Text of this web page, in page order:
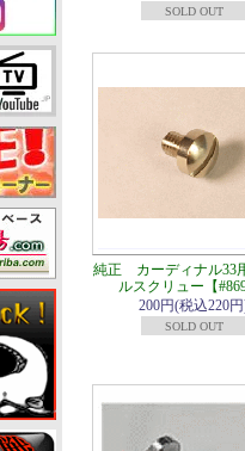
SOLD OUT
純正 カーディナル33
ルスクリュー【
200円(税込220
SOLD OUT